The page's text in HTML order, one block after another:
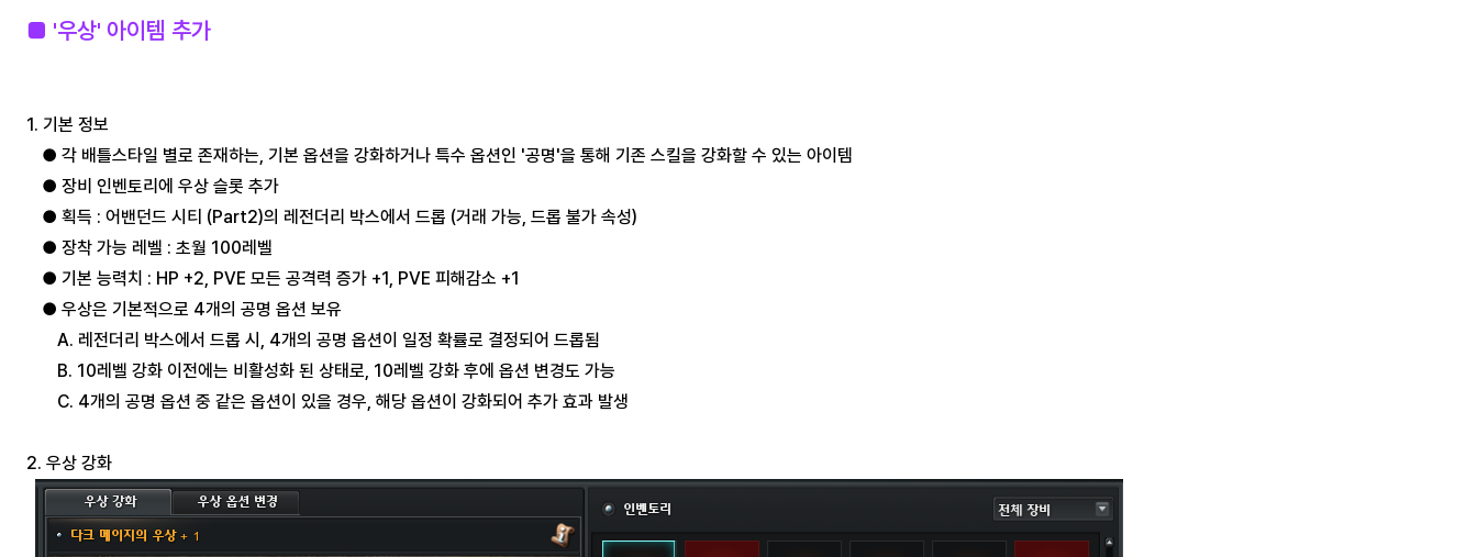
■ '우상' 아이템 추가
1. 기본 정보
● 각 배틀스타일 별로 존재하는, 기본 옵션을 강화하거나 특수 옵션인 '공명'을 통해 기존 스킬을 강화할 수 있는 아이템
● 장비 인벤토리에 우상 슬롯 추가
● 획득 : 어밴던드 시티 (Part2)의 레전더리 박스에서 드롭 (거래 가능, 드롭 불가 속성)
● 장착 가능 레벨 : 초월 100레벨
● 기본 능력치 : HP +2, PVE 모든 공격력 증가 +1, PVE 피해감소 +1
● 우상은 기본적으로 4개의 공명 옵션 보유
A. 레전더리 박스에서 드롭 시, 4개의 공명 옵션이 일정 확률로 결정되어 드롭됨
B. 10레벨 강화 이전에는 비활성화 된 상태로, 10레벨 강화 후에 옵션 변경도 가능
C. 4개의 공명 옵션 중 같은 옵션이 있을 경우, 해당 옵션이 강화되어 추가 효과 발생
2. 우상 강화